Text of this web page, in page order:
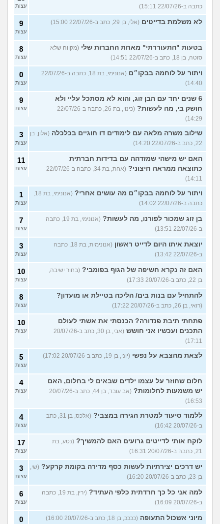
כתבה ב-22/07/26 15:11)
עצות
לא משלמת בדייטים (אלי, בן 29, כתב ב-22/07/26 15:00) 9
עצות
בטעות "התעוררתי" מאחת החברות שלי (מקווה שלא
סוטה, בן 18, כתב ב-22/07/26 14:51)
8
עצות
ויתור על לוחמה בבקו״ם
(אנונימי, בת 18, כתבה ב-22/07/26
14:40)
0
עצות
6 שנים יחד עם הבן זוג, והוא לא מסתכל עליי ולא
חושק בי, מה לעשות?
(כינוי, בת 26, כתבה ב-22/07/26
14:29)
9
עצות
שילוב משרה מלאה עם לימודים דו חוגיים בכלכלה (אלון, בן
22, כתב ב-22/07/26 14:20)
3
עצות
האם יש מישהי שמזדהה עם בדידות חברתית
כתוצאה ממראה חיצוני?
(אחת, בת 34, כתבה ב-22/07/26
14:11)
11
עצות
ויתור על לוחמה בבקו״ם מה עושים אחרי?
(אנונימי, בת 18,
כתבה ב-22/07/26 14:02)
1
עצות
בן זוג שמכור לפורנו, מה לעשות?
(אנונימי, בת 19, כתבה
ב-22/07/26 13:51)
7
עצות
יוצאת איתו היום לדייט ראשון
(אנונימית, בת 18, כתבה
ב-22/07/26 13:42)
3
עצות
האם זה נקרא חשיפה של הגוף בפומבי? (בחור ישיבה,
בן 22, כתב ב-20/07/26 17:33)
10
עצות
להתחיל עם בנות בים/ הליכה בטיילת או מועדון?
(רואי, בן 26, כתב ב-20/07/26 17:22)
8
עצות
פתחתי תיבת פנדורה? הכנסתי את אשתי לעולם
התכנים ועכשיו אני חושש
(אבי, בן 30, כתב ב-20/07/26
17:11)
10
עצות
לצאת מהצבא על נפשי (יוני, בן 19, כתב ב-20/07/26 17:02) 5
עצות
חלום שחוזר על עצמו ילדים שבאים לי בחלום, האם
יש משמעות לחלומות?
(אב עובד, בן 44, כתב ב-20/07/26
16:53)
4
עצות
ללמוד סיעוד למטרת הגירה במצבי?
(אלכס, בן 31, כתב
ב-20/07/26 16:42)
4
עצות
לוקח אותי לדייטים גרועים האם להמשיך? (נטע, בת
21, כתבה ב-20/07/26 16:31)
17
עצות
יש דרכים יצירתיות לעשות כסף מדירה בקומת קרקע? (שי,
בן 23, כתב ב-20/07/26 16:20)
3
עצות
למה אני כל כך חרדתית כלפי העתיד?
(ירין, בת 19, כתבה
ב-20/07/26 16:09)
6
עצות
מיוני אשכול התעופה (ככככ, בן 18, כתב ב-20/07/26 16:00) 0